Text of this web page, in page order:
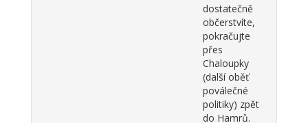
dostatečně
občerstvíte,
pokračujte
přes
Chaloupky
(další oběť
poválečné
politiky) zpět
do Hamrů.